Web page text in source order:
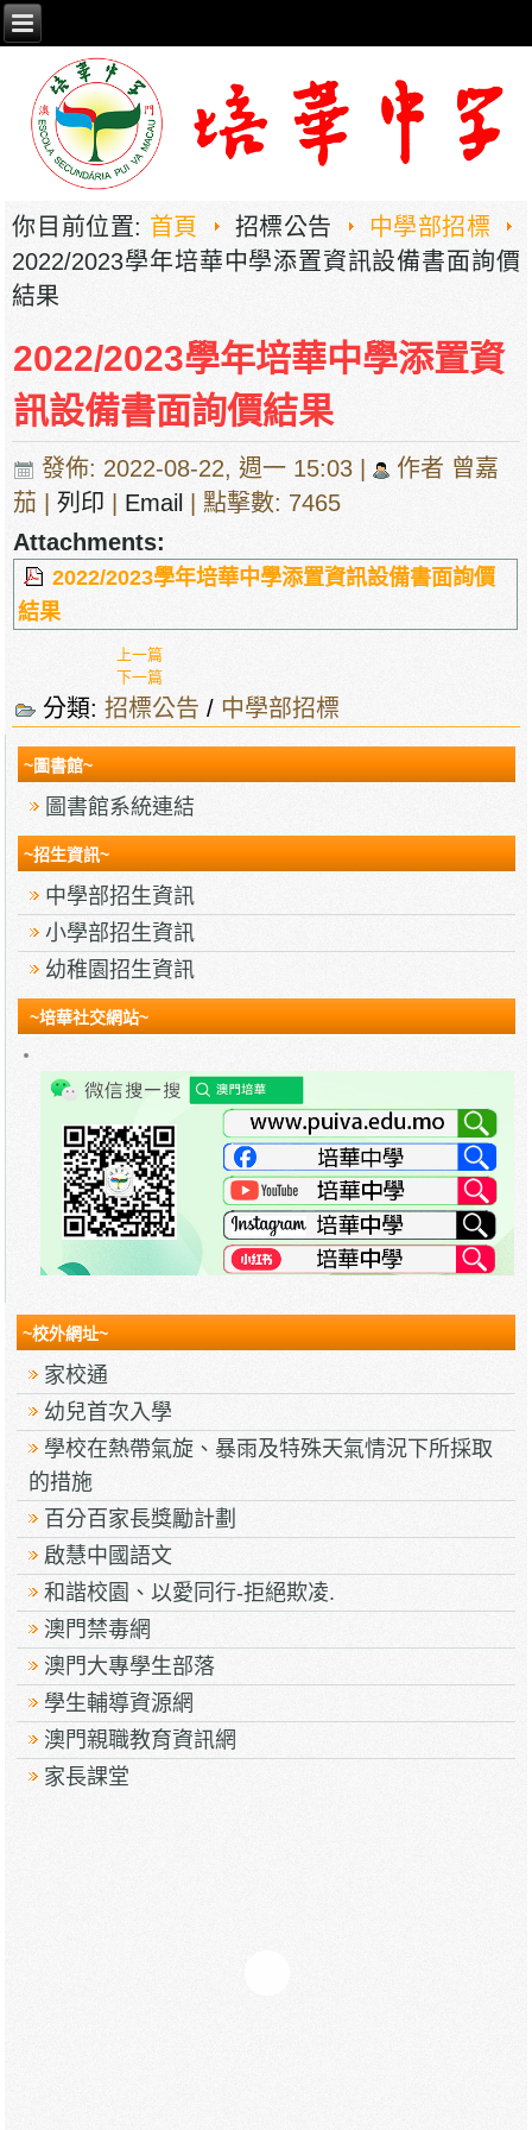
你目前位置: 首頁 招標公告
中學部招標
2022/2023學年培華中學添置資訊設備書面詢價
結果
2022/2023學年培華中學添置資
訊設備書面詢價結果
發佈: 2022-08-22, 週一 15:03 |
作者 曾嘉
茄 |列印 Email
| 點擊數: 7465
Attachments:
2022/2023學年培華中學添置資訊設備書面詢價
結果
上一篇
下一篇
分類:招標公告 / 中學部招標
~圖書館~
圖書館系統連結
~招生資訊~
中學部招生資訊
小學部招生資訊
幼稚園招生資訊
~培華社交網站~
~校外網址~
家校通
幼兒首次入學
學校在熱帶氣旋、暴雨及特殊天氣情況下所採取
的措施
百分百家長獎勵計劃
啟慧中國語文
和諧校園、以愛同行-拒絕欺凌.
澳門禁毒網
澳門大專學生部落
學生輔導資源網
澳門親職教育資訊網
家長課堂